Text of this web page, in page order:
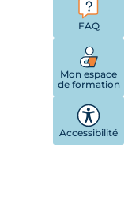
FAQ
Mon espace
de formation
Accessibilité